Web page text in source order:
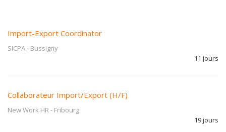
Import-Export Coordinator
SICPA- Bussigny
11 jours
Collaborateur Import/Export (H/F)
New Work HR- Fribourg
19 jours